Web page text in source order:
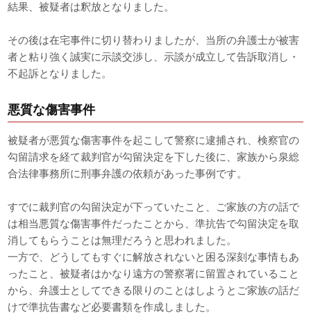
結果、被疑者は釈放となりました。
その後は在宅事件に切り替わりましたが、当所の弁護士が被害
者と粘り強く誠実に示談交渉し、示談が成立して告訴取消し・
不起訴となりました。
悪質な傷害事件
被疑者が悪質な傷害事件を起こして警察に逮捕され、検察官の
勾留請求を経て裁判官が勾留決定を下した後に、家族から泉総
合法律事務所に刑事弁護の依頼があった事例です。
すでに裁判官の勾留決定が下っていたこと、ご家族の方の話で
は相当悪質な傷害事件だったことから、準抗告で勾留決定を取
消してもらうことは無理だろうと思われました。
一方で、どうしてもすぐに解放されないと困る深刻な事情もあ
ったこと、被疑者はかなり遠方の警察署に留置されていること
から、弁護士としてできる限りのことはしようとご家族の話だ
けで準抗告書など必要書類を作成しました。